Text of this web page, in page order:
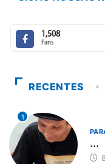
1,508
Fans
RECENTES
1
...